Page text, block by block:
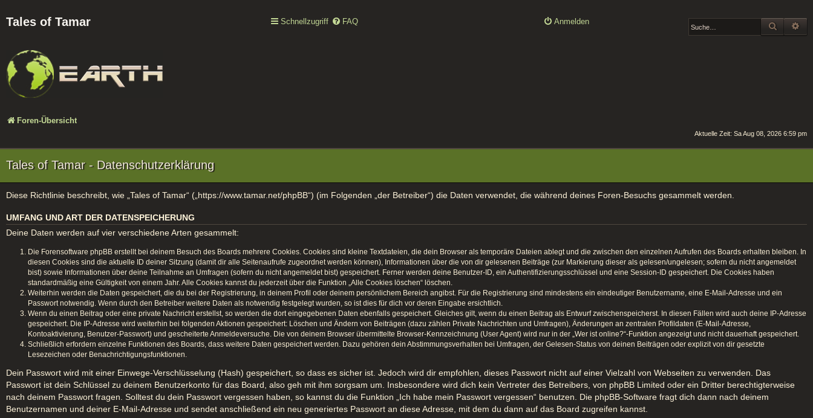
Tales of Tamar Schnellzugriff FAQ Anmelden SUCHE
Foren-Übersicht
Aktuelle Zeit: Sa Aug 08, 2026 6:59 pm
Tales of Tamar - Datenschutzerklärung
Diese Richtlinie beschreibt, wie „Tales of Tamar“ („https://www.tamar.net/phpBB“) (im Folgenden „der Betreiber“) die Daten verwendet, die während deines Foren-Besuchs gesammelt werden.
UMFANG UND ART DER DATENSPEICHERUNG
Deine Daten werden auf vier verschiedene Arten gesammelt:
Die Forensoftware phpBB erstellt bei deinem Besuch des Boards mehrere Cookies. Cookies sind kleine Textdateien, die dein Browser als temporäre Dateien ablegt und die zwischen den einzelnen Aufrufen des Boards erhalten bleiben. In
diesen Cookies sind die aktuelle ID deiner Sitzung (damit dir alle Seitenaufrufe zugeordnet werden können), Informationen über die von dir gelesenen Beiträge (zur Markierung dieser als gelesen/ungelesen; sofern du nicht angemeldet
bist) sowie Informationen über deine Teilnahme an Umfragen (sofern du nicht angemeldet bist) gespeichert. Ferner werden deine Benutzer-ID, ein Authentifizierungsschlüssel und eine Session-ID gespeichert. Die Cookies haben
standardmäßig eine Gültigkeit von einem Jahr. Alle Cookies kannst du jederzeit über die Funktion „Alle Cookies löschen“ löschen.
Weiterhin werden die Daten gespeichert, die du bei der Registrierung, in deinem Profil oder deinem persönlichem Bereich angibst. Für die Registrierung sind mindestens ein eindeutiger Benutzername, eine E-Mail-Adresse und ein
Passwort notwendig. Wenn durch den Betreiber weitere Daten als notwendig festgelegt wurden, so ist dies für dich vor deren Eingabe ersichtlich.
Wenn du einen Beitrag oder eine private Nachricht erstellst, so werden die dort eingegebenen Daten ebenfalls gespeichert. Gleiches gilt, wenn du einen Beitrag als Entwurf zwischenspeicherst. In diesen Fällen wird auch deine IP-Adresse
gespeichert. Die IP-Adresse wird weiterhin bei folgenden Aktionen gespeichert: Löschen und Ändern von Beiträgen (dazu zählen Private Nachrichten und Umfragen), Änderungen an zentralen Profildaten (E-Mail-Adresse,
Kontoaktivierung, Benutzer-Passwort) und gescheiterte Anmeldeversuche. Die von deinem Browser übermittelte Browser-Kennzeichnung (User Agent) wird nur in der „Wer ist online?“-Funktion angezeigt und nicht dauerhaft gespeichert.
Schließlich erfordern einzelne Funktionen des Boards, dass weitere Daten gespeichert werden. Dazu gehören dein Abstimmungsverhalten bei Umfragen, der Gelesen-Status von deinen Beiträgen oder explizit von dir gesetzte
Lesezeichen oder Benachrichtigungsfunktionen.
Dein Passwort wird mit einer Einwege-Verschlüsselung (Hash) gespeichert, so dass es sicher ist. Jedoch wird dir empfohlen, dieses Passwort nicht auf einer Vielzahl von Webseiten zu verwenden. Das
Passwort ist dein Schlüssel zu deinem Benutzerkonto für das Board, also geh mit ihm sorgsam um. Insbesondere wird dich kein Vertreter des Betreibers, von phpBB Limited oder ein Dritter berechtigterweise
nach deinem Passwort fragen. Solltest du dein Passwort vergessen haben, so kannst du die Funktion „Ich habe mein Passwort vergessen“ benutzen. Die phpBB-Software fragt dich dann nach deinem
Benutzernamen und deiner E-Mail-Adresse und sendet anschließend ein neu generiertes Passwort an diese Adresse, mit dem du dann auf das Board zugreifen kannst.